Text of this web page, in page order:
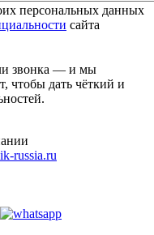
персональных данных
сайта
звонка — и мы
чтобы дать чёткий и
russia.ru